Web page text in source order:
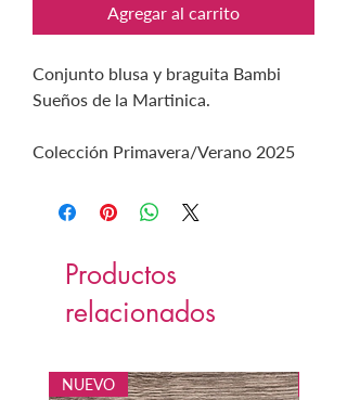
Agregar al carrito
Conjunto blusa y braguita Bambi
Sueños de la Martinica.
Colección Primavera/Verano 2025
Productos
relacionados
NUEVO